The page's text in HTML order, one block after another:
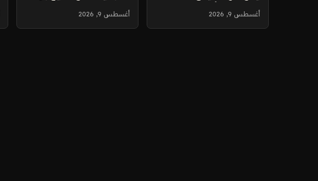
لاكتساح أتلتيكو
مدريد في ختام الجولة
أغسطس 9, 2026
من بطولة تورنتو
أغسطس 9, 2026